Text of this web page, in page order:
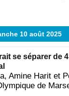
10 août 2025
se séparer de
Amine Harit et
de